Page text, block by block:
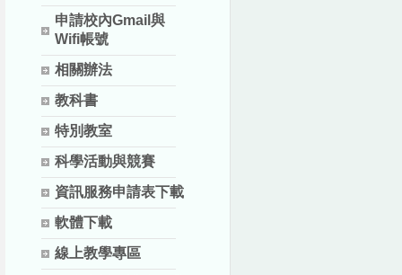
申請校內Gmail與
Wifi帳號
相關辦法
教科書
特別教室
科學活動與競賽
資訊服務申請表下載
軟體下載
線上教學專區